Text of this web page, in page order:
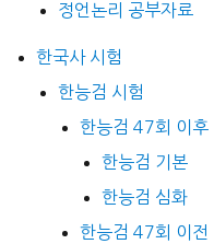
정언논리 공부자료
한국사 시험
한능검 시험
한능검 47회 이후
한능검 기본
한능검 심화
한능검 47회 이전